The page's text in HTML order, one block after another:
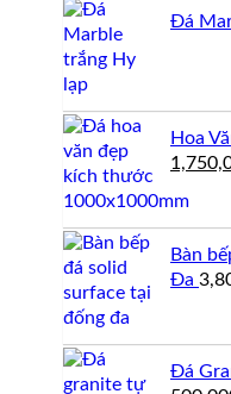
Đá
Hoa
Giá
là:
Bàn
Đa
Đá